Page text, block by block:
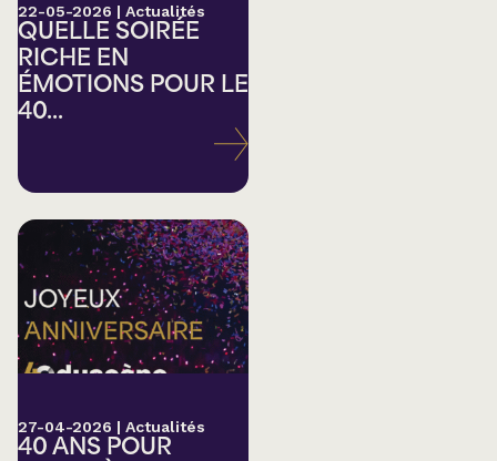
22-05-2026 | Actualités
QUELLE SOIRÉE
RICHE EN
ÉMOTIONS POUR LE
40...
27-04-2026 | Actualités
40 ANS POUR